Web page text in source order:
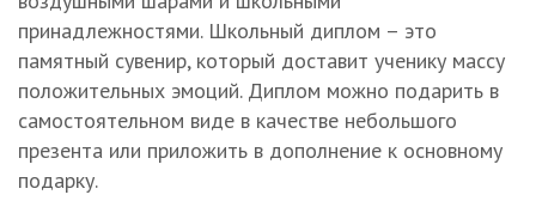
принадлежностями. Школьный диплом – это
памятный сувенир, который доставит ученику массу
положительных эмоций. Диплом можно подарить в
самостоятельном виде в качестве небольшого
презента или приложить в дополнение к основному
подарку.